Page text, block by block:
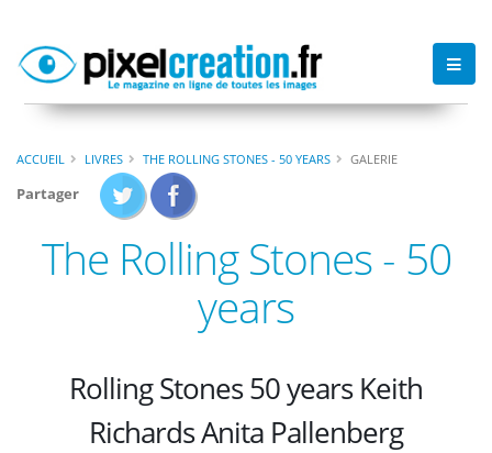
ACCUEIL LIVRES THE ROLLING STONES - 50 YEARS GALERIE
Partager
The Rolling Stones - 50
years
Rolling Stones 50 years Keith
Richards Anita Pallenberg